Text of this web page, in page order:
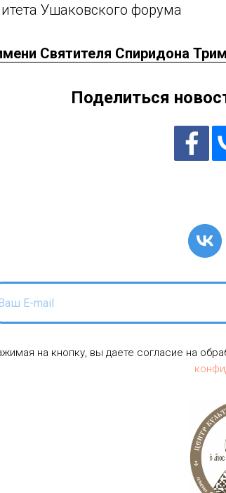
Ушаковского форума
Святителя Спиридона
Поделиться
на кнопку, вы даете согласие на